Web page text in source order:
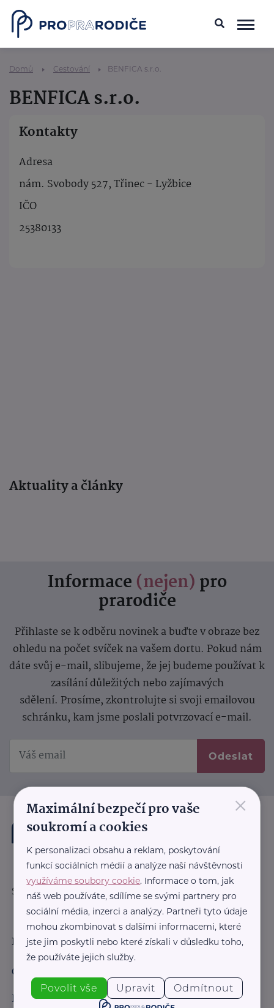
Domů Cestování BENFICA s.r.o.
BENFICA s.r.o.
Kontakty
Adresa
nám. Svobody 527, Třinec - Lyžbice
IČO
25380133
Aktuality a články
Informace (nejen) pro
prarodiče
Přihlaste se k odběru novinek a buďte v obraze bez
ohledu na počet svíček na vašem dortu. Pokud nám
dáte svůj e-mail, slibujeme, že jej budeme používat k
zasílání důležitých nebo zajímavých
sdělení. Prosíme, zkontrolujte si svoji emailovou
schránku, kam jsme poslali potvrzovací e-mail.
Odeslat
Sledujte nás:
Důležité odkazy
Obchodní podmínky
Informace pro obchodní partnery
×
Maximální bezpečí pro vaše
soukromí a cookies
K personalizaci obsahu a reklam, poskytování
funkcí sociálních médií a analýze naší návštěvnosti
využíváme soubory cookie. Informace o tom, jak
náš web používáte, sdílíme se svými partnery pro
sociální média, inzerci a analýzy. Partneři tyto údaje
mohou zkombinovat s dalšími informacemi, které
jste jim poskytli nebo které získali v důsledku toho,
že používáte jejich služby.
Povolit vše Upravit Odmítnout